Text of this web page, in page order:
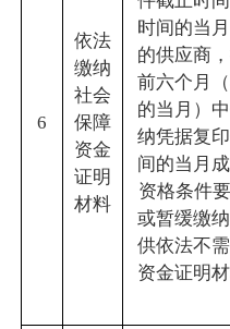
6
依法
缴纳
社会
保障
资金
证明
材料
时间的当
的供应商
前六个月
的当月）
纳凭据复
间的当月
资格条件
或暂缓缴
供依法不
资金证明